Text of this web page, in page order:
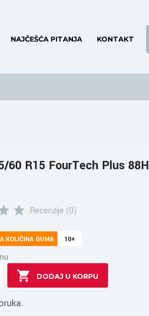
NAJČEŠĆA PITANJA KONTAKT
60 R15 FourTech Plus 88H
Recenzije (0)
KOLIČINA GUMA 10+